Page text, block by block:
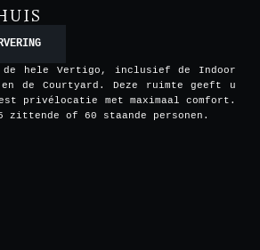
hele Vertigo, inclusief de Indoor
en de Courtyard. Deze ruimte geeft u
privélocatie met maximaal comfort.
of 60 staande personen.